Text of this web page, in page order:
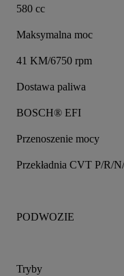
580 cc
Maksymalna moc
41 KM/6750 rpm
Dostawa paliwa
BOSCH® EFI
Przenoszenie mocy
Przekładnia CVT P/R/
PODWOZIE
Tryby